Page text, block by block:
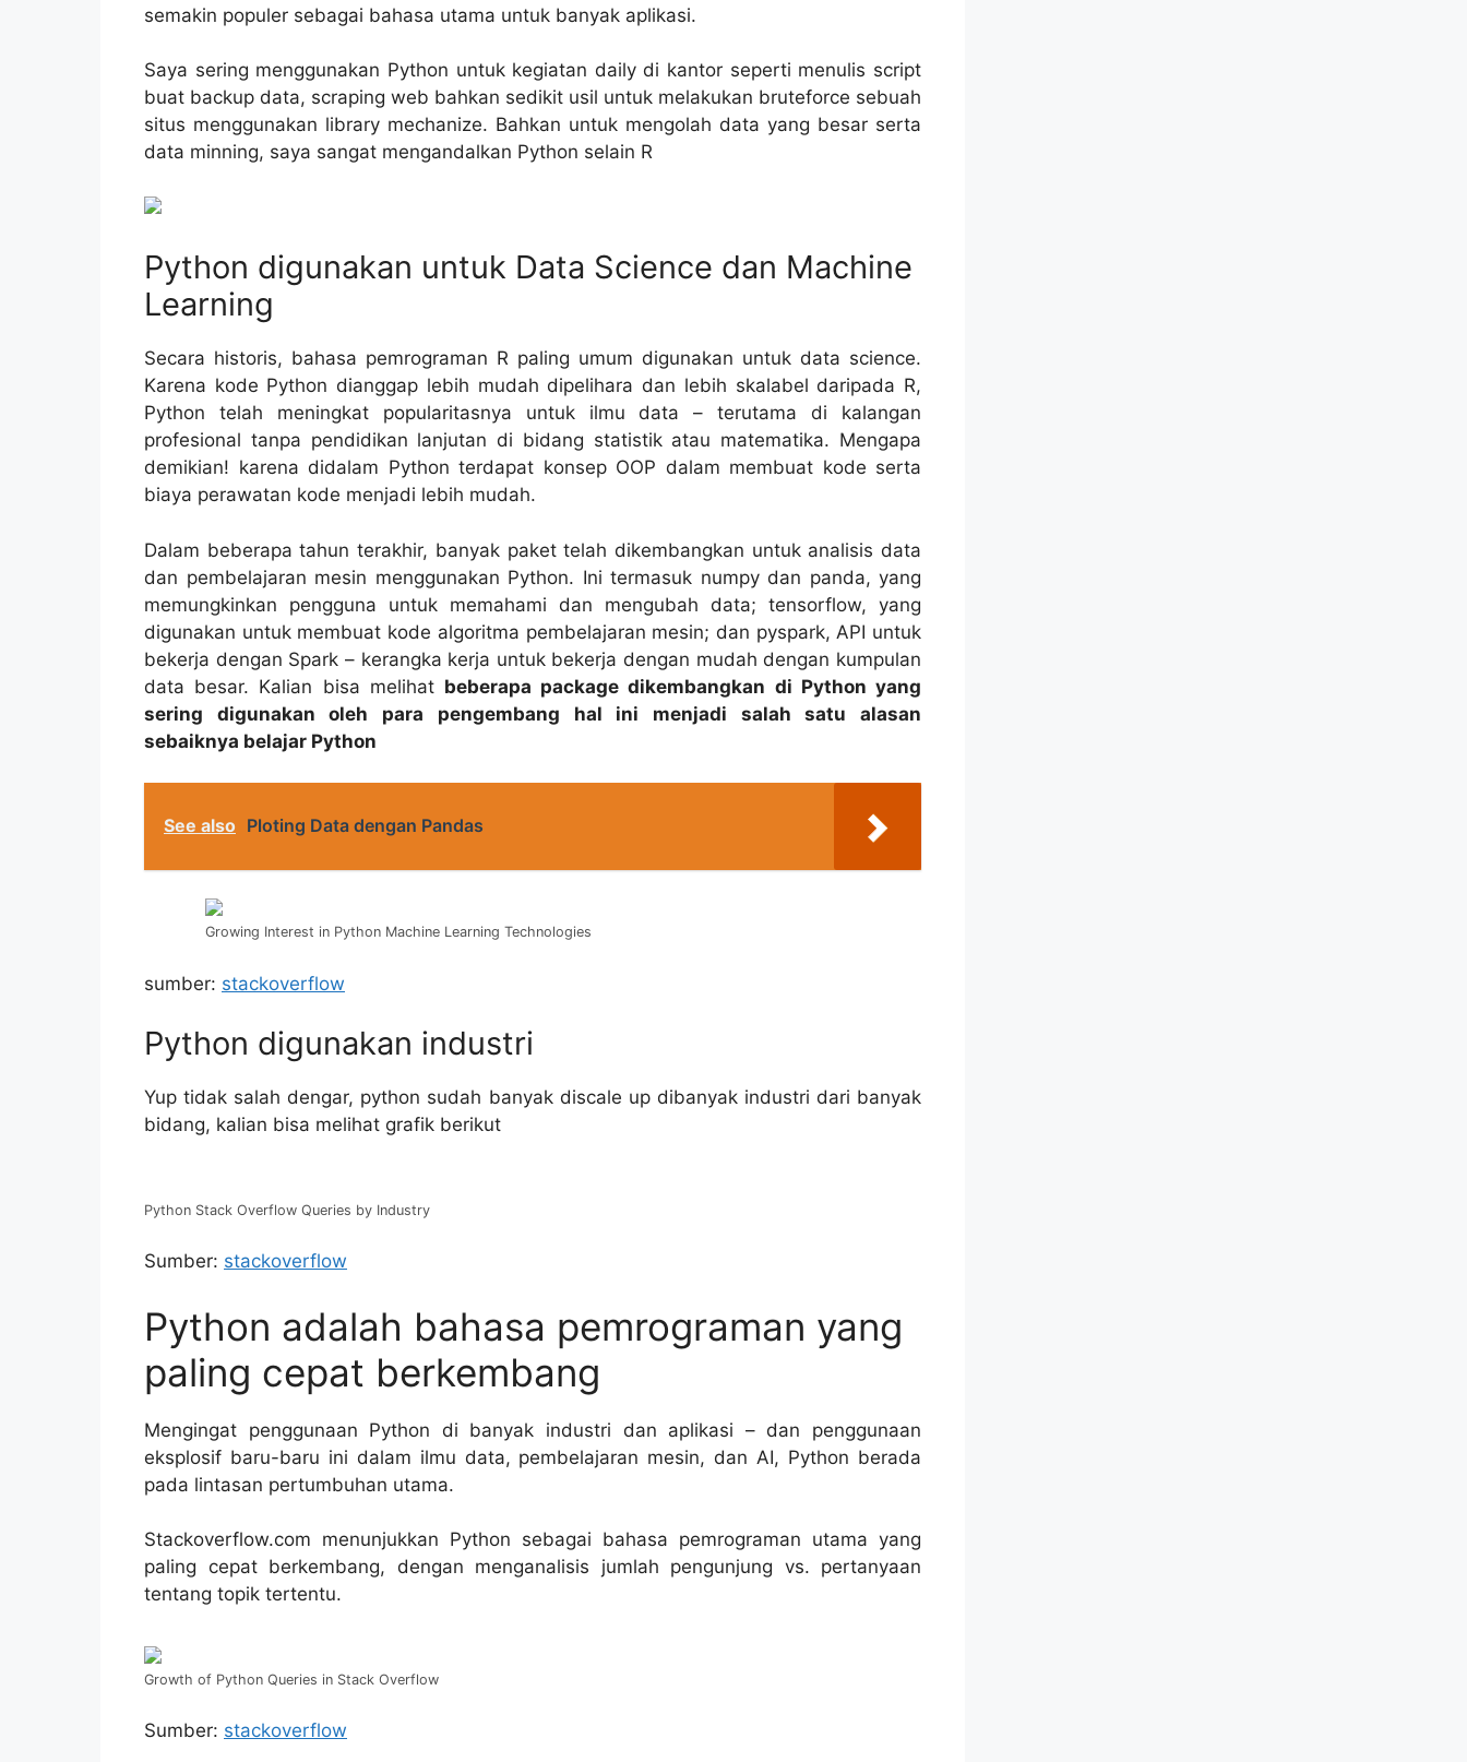
semakin populer sebagai bahasa utama untuk banyak aplikasi.
Saya sering menggunakan Python untuk kegiatan daily di kantor seperti menulis script
buat backup data, scraping web bahkan sedikit usil untuk melakukan bruteforce sebuah
situs menggunakan library mechanize. Bahkan untuk mengolah data yang besar serta
data minning, saya sangat mengandalkan Python selain R
Python digunakan untuk Data Science dan Machine
Learning
Secara historis, bahasa pemrograman R paling umum digunakan untuk data science.
Karena kode Python dianggap lebih mudah dipelihara dan lebih skalabel daripada R,
Python telah meningkat popularitasnya untuk ilmu data – terutama di kalangan
profesional tanpa pendidikan lanjutan di bidang statistik atau matematika. Mengapa
demikian! karena didalam Python terdapat konsep OOP dalam membuat kode serta
biaya perawatan kode menjadi lebih mudah.
Dalam beberapa tahun terakhir, banyak paket telah dikembangkan untuk analisis data
dan pembelajaran mesin menggunakan Python. Ini termasuk numpy dan panda, yang
memungkinkan pengguna untuk memahami dan mengubah data; tensorflow, yang
digunakan untuk membuat kode algoritma pembelajaran mesin; dan pyspark, API untuk
bekerja dengan Spark – kerangka kerja untuk bekerja dengan mudah dengan kumpulan
data besar. Kalian bisa melihat beberapa package dikembangkan di Python yang
sering digunakan oleh para pengembang hal ini menjadi salah satu alasan
sebaiknya belajar Python
See also Ploting Data dengan Pandas
Growing Interest in Python Machine Learning Technologies
sumber: stackoverflow
Python digunakan industri
Yup tidak salah dengar, python sudah banyak discale up dibanyak industri dari banyak
bidang, kalian bisa melihat grafik berikut
Python Stack Overflow Queries by Industry
Sumber: stackoverflow
Python adalah bahasa pemrograman yang
paling cepat berkembang
Mengingat penggunaan Python di banyak industri dan aplikasi – dan penggunaan
eksplosif baru-baru ini dalam ilmu data, pembelajaran mesin, dan AI, Python berada
pada lintasan pertumbuhan utama.
Stackoverflow.com menunjukkan Python sebagai bahasa pemrograman utama yang
paling cepat berkembang, dengan menganalisis jumlah pengunjung vs. pertanyaan
tentang topik tertentu.
Growth of Python Queries in Stack Overflow
Sumber: stackoverflow